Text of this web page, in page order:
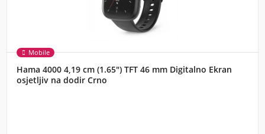
Mobile
Hama 4000 4,19 cm (1.65") TFT 46 mm Digitalno Ekran
osjetljiv na dodir Crno